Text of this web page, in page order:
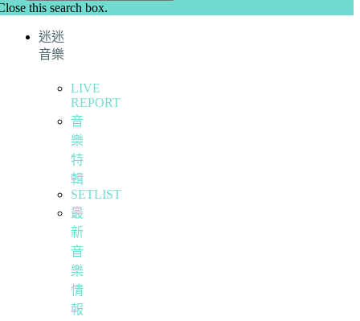
this search box.
迷迷
音樂
LIVE
REPORT
音
樂
特
輯
SETLIST
最
新
音
樂
情
報